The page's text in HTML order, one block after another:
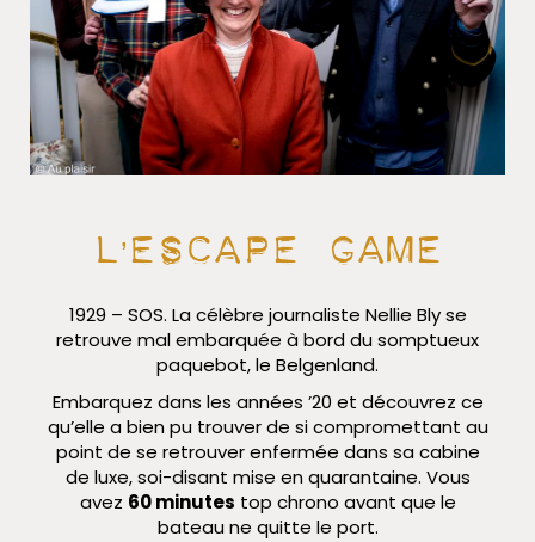
L’escape game
1929 – SOS. La célèbre journaliste Nellie Bly se
retrouve mal embarquée à bord du somptueux
paquebot, le Belgenland.
Embarquez dans les années ’20 et découvrez ce
qu’elle a bien pu trouver de si compromettant au
point de se retrouver enfermée dans sa cabine
de luxe, soi-disant mise en quarantaine. Vous
avez 60 minutes top chrono avant que le
bateau ne quitte le port.